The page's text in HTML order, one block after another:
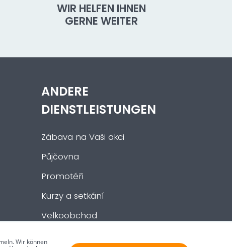
WIR HELFEN IHNEN
GERNE WEITER
ANDERE
DIENSTLEISTUNGEN
Zábava na Vaši akci
Půjčovna
Promotéři
Kurzy a setkání
Velkoobchod
Wir können